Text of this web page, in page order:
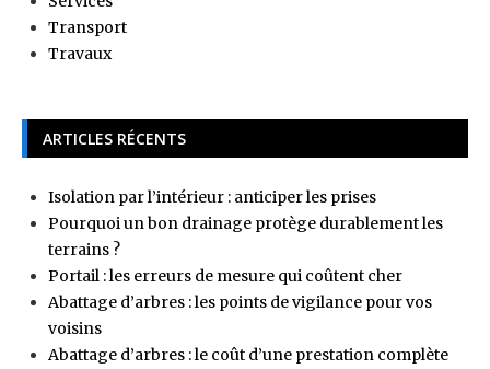
Transport
Travaux
ARTICLES RÉCENTS
Isolation par l’intérieur : anticiper les prises
Pourquoi un bon drainage protège durablement les
terrains ?
Portail : les erreurs de mesure qui coûtent cher
Abattage d’arbres : les points de vigilance pour vos
voisins
Abattage d’arbres : le coût d’une prestation complète